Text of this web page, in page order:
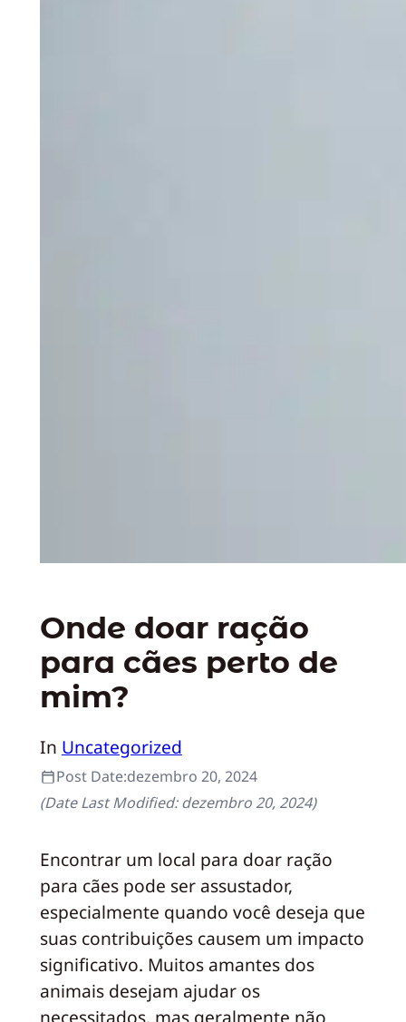
Onde doar ração
para cães perto de
mim?
In Uncategorized
Post Date:dezembro 20, 2024
(Date Last Modified:dezembro 20, 2024)
Encontrar um local para doar ração
para cães pode ser assustador,
especialmente quando você deseja que
suas contribuições causem um impacto
significativo. Muitos amantes dos
animais desejam ajudar os